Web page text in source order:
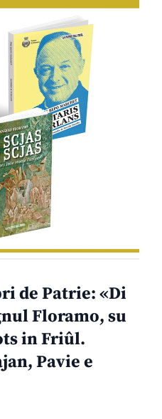
de Patrie: «Di
Floramo, su
in Friûl.
Pavie e